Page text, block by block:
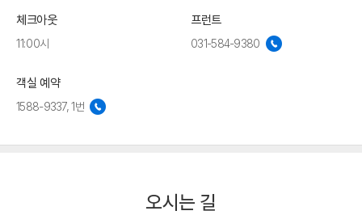
체크아웃
11:00시
프런트
031-584-9380
객실 예약
1588-9337, 1번
오시는 길